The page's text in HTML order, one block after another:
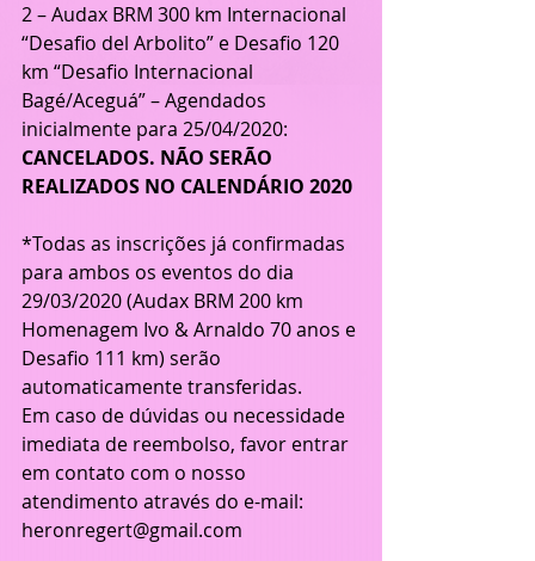
2 – Audax BRM 300 km Internacional
“Desafio del Arbolito” e Desafio 120
km “Desafio Internacional
Bagé/Aceguá” – Agendados
inicialmente para 25/04/2020:
CANCELADOS. NÃO SERÃO
REALIZADOS NO CALENDÁRIO 2020
*Todas as inscrições já confirmadas
para ambos os eventos do dia
29/03/2020 (Audax BRM 200 km
Homenagem Ivo & Arnaldo 70 anos e
Desafio 111 km) serão
automaticamente transferidas.
Em caso de dúvidas ou necessidade
imediata de reembolso, favor entrar
em contato com o nosso
atendimento através do e-mail:
heronregert@gmail.com